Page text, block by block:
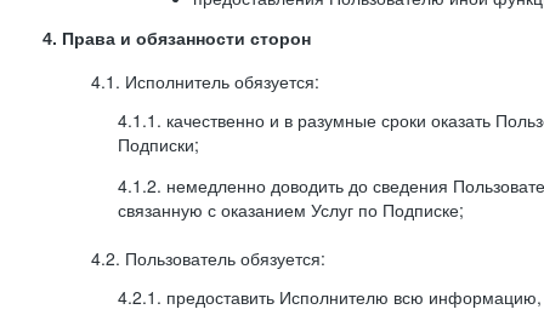
4. Права и обязанности сторон
4.1. Исполнитель обязуется:
4.1.1. качественно и в разумные сроки оказать
Подписки;
4.1.2. немедленно доводить до сведения
связанную с оказанием Услуг по Подписке;
4.2. Пользователь обязуется:
4.2.1. предоставить Исполнителю всю